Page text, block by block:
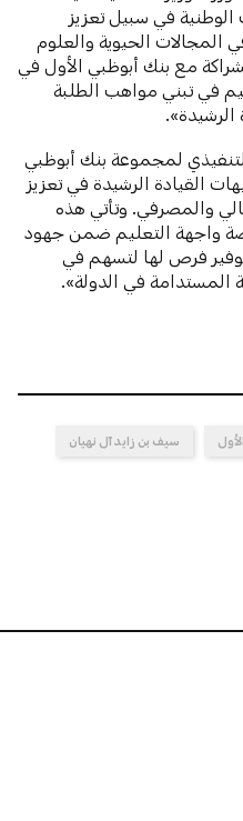
في سبيل تعزيز
المجالات الحيوية والعلوم
مع بنك أبوظبي الأول في
في تبني مواهب الطلبة
الرشيدة».
لمجموعة بنك أبوظبي
القيادة الرشيدة في تعزيز
والمصرفي. وتأتي هذه
واجهة التعليم ضمن جهود
فرص لها لتسهم في
المستدامة في الدولة».
سيف بن زايد آل نهيان